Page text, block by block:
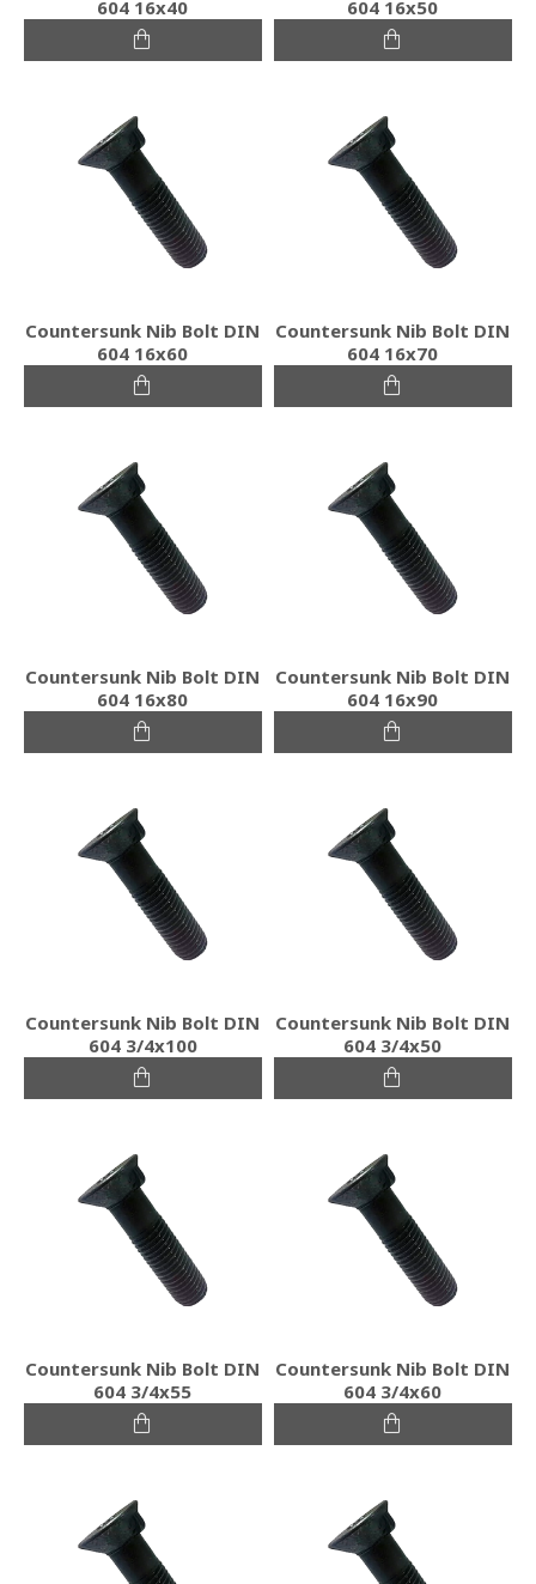
604 16x40 604 16x50
Countersunk Nib Bolt DIN
604 16x60
Countersunk Nib Bolt DIN
604 16x70
Countersunk Nib Bolt DIN
604 16x80
Countersunk Nib Bolt DIN
604 16x90
Countersunk Nib Bolt DIN
604 3/4x100
Countersunk Nib Bolt DIN
604 3/4x50
Countersunk Nib Bolt DIN
604 3/4x55
Countersunk Nib Bolt DIN
604 3/4x60